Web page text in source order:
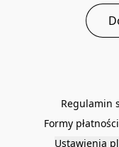
Regulamin
Formy
Ustawienia